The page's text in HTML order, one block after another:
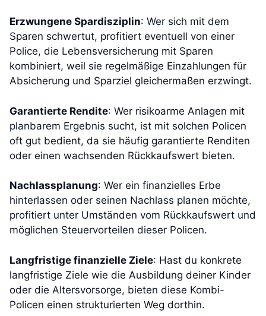
Erzwungene Spardisziplin: Wer sich mit dem
Sparen schwertut, profitiert eventuell von einer
Police, die Lebensversicherung mit Sparen
kombiniert, weil sie regelmäßige Einzahlungen für
Absicherung und Sparziel gleichermaßen erzwingt.
Garantierte Rendite: Wer risikoarme Anlagen mit
planbarem Ergebnis sucht, ist mit solchen Policen
oft gut bedient, da sie häufig garantierte Renditen
oder einen wachsenden Rückkaufswert bieten.
Nachlassplanung: Wer ein finanzielles Erbe
hinterlassen oder seinen Nachlass planen möchte,
profitiert unter Umständen vom Rückkaufswert und
möglichen Steuervorteilen dieser Policen.
Langfristige finanzielle Ziele: Hast du konkrete
langfristige Ziele wie die Ausbildung deiner Kinder
oder die Altersvorsorge, bieten diese Kombi-
Policen einen strukturierten Weg dorthin.